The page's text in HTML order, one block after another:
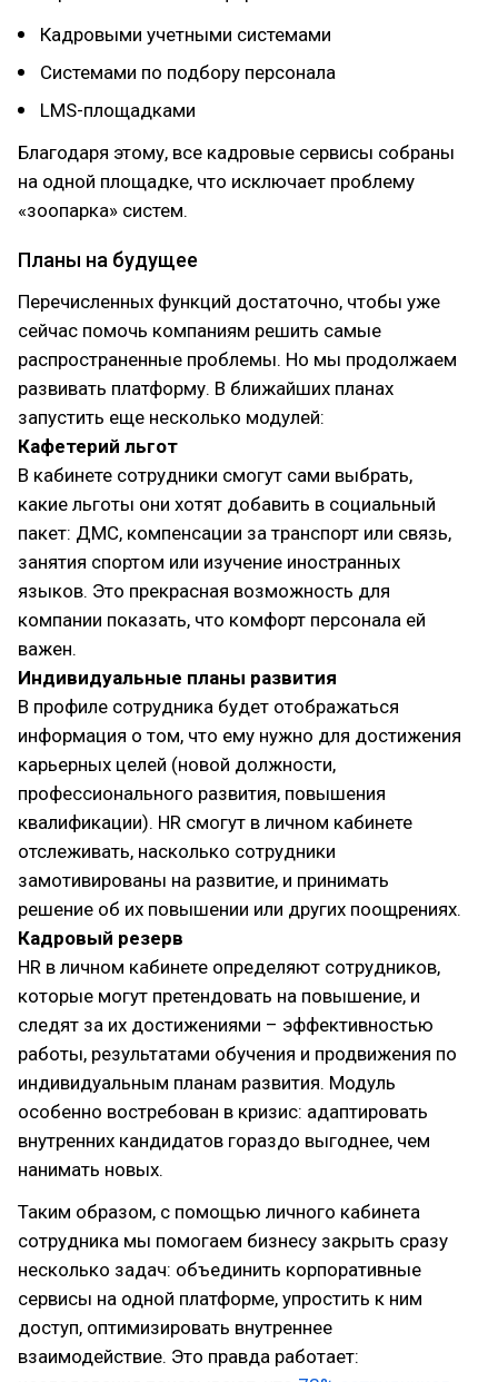
Кадровыми учетными системами
Системами по подбору персонала
LMS-площадками
Благодаря этому, все кадровые сервисы собраны
на одной площадке, что исключает проблему
«зоопарка» систем.
Планы на будущее
Перечисленных функций достаточно, чтобы уже
сейчас помочь компаниям решить самые
распространенные проблемы. Но мы продолжаем
развивать платформу. В ближайших планах
запустить еще несколько модулей:
Кафетерий льгот
В кабинете сотрудники смогут сами выбрать,
какие льготы они хотят добавить в социальный
пакет: ДМС, компенсации за транспорт или связь,
занятия спортом или изучение иностранных
языков. Это прекрасная возможность для
компании показать, что комфорт персонала ей
важен.
Индивидуальные планы развития
В профиле сотрудника будет отображаться
информация о том, что ему нужно для достижения
карьерных целей (новой должности,
профессионального развития, повышения
квалификации). HR смогут в личном кабинете
отслеживать, насколько сотрудники
замотивированы на развитие, и принимать
решение об их повышении или других поощрениях.
Кадровый резерв
HR в личном кабинете определяют сотрудников,
которые могут претендовать на повышение, и
следят за их достижениями – эффективностью
работы, результатами обучения и продвижения по
индивидуальным планам развития. Модуль
особенно востребован в кризис: адаптировать
внутренних кандидатов гораздо выгоднее, чем
нанимать новых.
Таким образом, с помощью личного кабинета
сотрудника мы помогаем бизнесу закрыть сразу
несколько задач: объединить корпоративные
сервисы на одной платформе, упростить к ним
доступ, оптимизировать внутреннее
взаимодействие. Это правда работает: